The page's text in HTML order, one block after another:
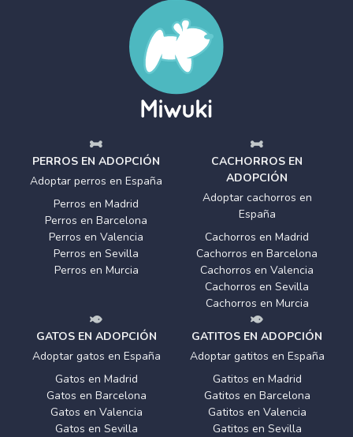
PERROS EN ADOPCIÓN
Adoptar perros en España
Perros en Madrid
Perros en Barcelona
Perros en Valencia
Perros en Sevilla
Perros en Murcia
CACHORROS EN
ADOPCIÓN
Adoptar cachorros en
España
Cachorros en Madrid
Cachorros en Barcelona
Cachorros en Valencia
Cachorros en Sevilla
Cachorros en Murcia
GATOS EN ADOPCIÓN
Adoptar gatos en España
Gatos en Madrid
Gatos en Barcelona
Gatos en Valencia
Gatos en Sevilla
GATITOS EN ADOPCIÓN
Adoptar gatitos en España
Gatitos en Madrid
Gatitos en Barcelona
Gatitos en Valencia
Gatitos en Sevilla